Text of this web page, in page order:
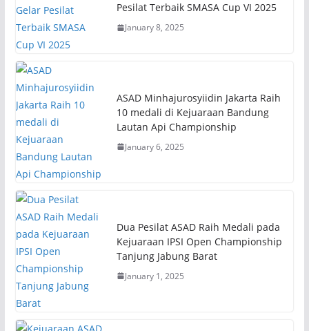
Pesilat Terbaik SMASA Cup VI 2025
January 8, 2025
ASAD Minhajurosyiidin Jakarta Raih
10 medali di Kejuaraan Bandung
Lautan Api Championship
January 6, 2025
Dua Pesilat ASAD Raih Medali pada
Kejuaraan IPSI Open Championship
Tanjung Jabung Barat
January 1, 2025